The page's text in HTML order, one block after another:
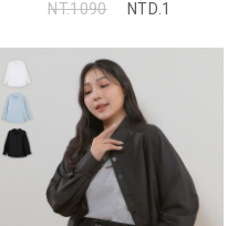
NT.1090
NTD.1